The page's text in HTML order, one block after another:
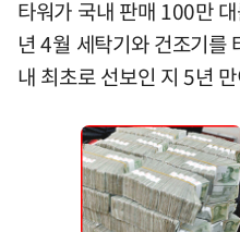
타워가 국내 판매 100만
년 4월 세탁기와 건조기를
내 최초로 선보인 지 5년